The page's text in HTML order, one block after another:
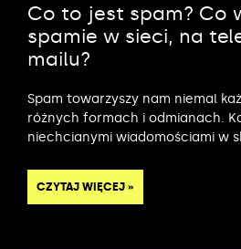
Co to jest spam? Co
spamie w sieci, na
mailu?
Spam towarzyszy nam niemal
różnych formach i odmianach.
niechcianymi wiadomościami w
CZYTAJ WIĘCEJ »